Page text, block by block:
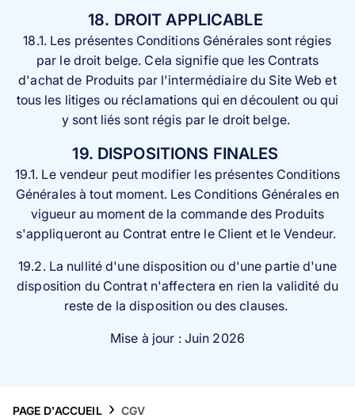
18. DROIT APPLICABLE
18.1. Les présentes Conditions Générales sont régies
par le droit belge. Cela signifie que les Contrats
d'achat de Produits par l'intermédiaire du Site Web et
tous les litiges ou réclamations qui en découlent ou qui
y sont liés sont régis par le droit belge.
19. DISPOSITIONS FINALES
19.1. Le vendeur peut modifier les présentes Conditions
Générales à tout moment. Les Conditions Générales en
vigueur au moment de la commande des Produits
s'appliqueront au Contrat entre le Client et le Vendeur.
19.2. La nullité d'une disposition ou d'une partie d'une
disposition du Contrat n'affectera en rien la validité du
reste de la disposition ou des clauses.
Mise à jour : Juin 2026
PAGE D’ACCUEIL CGV